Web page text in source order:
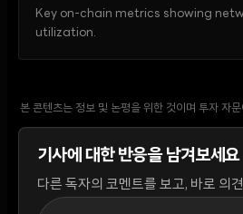
Key on-chain metrics showing
utilization.
본 콘텐츠는 정보 및 논평을 위한 것이며 투자 자
기사에 대한 반응을 남겨보세요
다른 독자의 코멘트를 보고, 바로 의